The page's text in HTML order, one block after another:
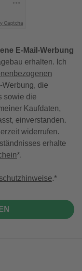
Captcha
E-Mail-Werbung
erhalten. Ich
Werbung, die
sowie die
Kaufdaten,
einverstanden.
widerrufen.
erhalte
*.
.